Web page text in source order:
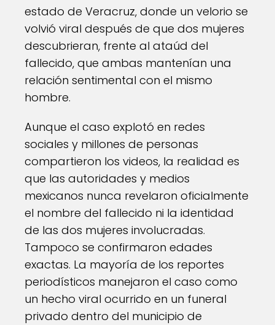
estado de Veracruz, donde un velorio se
volvió viral después de que dos mujeres
descubrieran, frente al ataúd del
fallecido, que ambas mantenían una
relación sentimental con el mismo
hombre.
Aunque el caso explotó en redes
sociales y millones de personas
compartieron los videos, la realidad es
que las autoridades y medios
mexicanos nunca revelaron oficialmente
el nombre del fallecido ni la identidad
de las dos mujeres involucradas.
Tampoco se confirmaron edades
exactas. La mayoría de los reportes
periodísticos manejaron el caso como
un hecho viral ocurrido en un funeral
privado dentro del municipio de